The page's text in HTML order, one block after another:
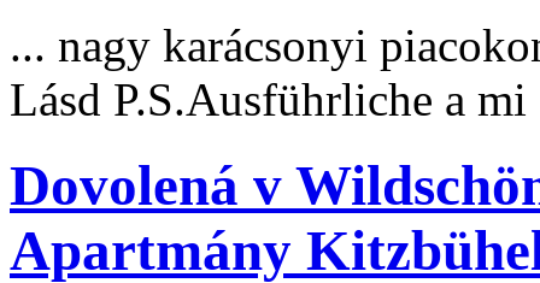
... nagy karácsonyi
Lásd P.S.Ausführliche a
Dovolená v
Apartmány